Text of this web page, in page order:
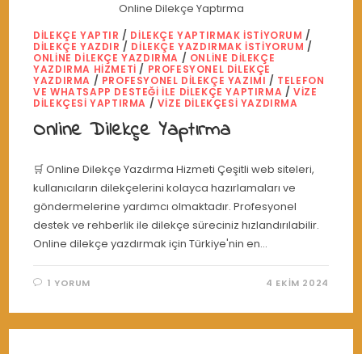
Online Dilekçe Yaptırma
DILEKÇE YAPTIR / DILEKÇE YAPTIRMAK İSTIYORUM /
DILEKÇE YAZDIR / DILEKÇE YAZDIRMAK ISTIYORUM /
ONLINE DILEKÇE YAZDIRMA / ONLINE DILEKÇE
YAZDIRMA HIZMETI / PROFESYONEL DILEKÇE
YAZDIRMA / PROFESYONEL DILEKÇE YAZIMI / TELEFON
VE WHATSAPP DESTEĞI İLE DILEKÇE YAPTIRMA /VIZE
DILEKÇESI YAPTIRMA / VIZE DILEKÇESI YAZDIRMA
Online Dilekçe Yaptırma
🛒 Online Dilekçe Yazdırma Hizmeti Çeşitli web siteleri,
kullanıcıların dilekçelerini kolayca hazırlamaları ve
göndermelerine yardımcı olmaktadır. Profesyonel
destek ve rehberlik ile dilekçe süreciniz hızlandırılabilir.
Online dilekçe yazdırmak için Türkiye'nin en…
1 YORUM 4 EKIM 2024